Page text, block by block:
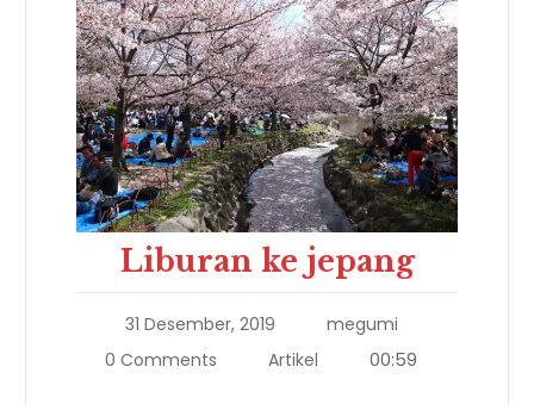
Liburan ke jepang
31 Desember, 2019
megumi
0 Comments
Artikel 00:59